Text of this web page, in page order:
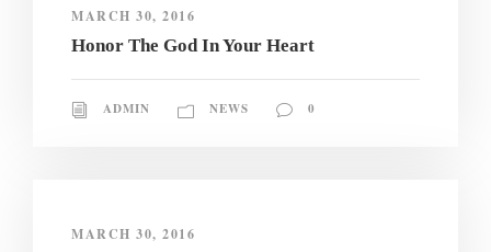
MARCH 30, 2016
Honor The God In Your Heart
ADMIN NEWS 0
MARCH 30, 2016